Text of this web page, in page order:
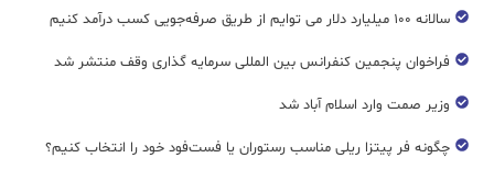
سالانه ۱۰۰ میلیارد دلار می توایم از طریق صرفه‌جویی کسب درآمد کنیم
فراخوان پنجمین کنفرانس بین المللی سرمایه گذاری وقف منتشر شد
وزیر صمت وارد اسلام آباد شد
چگونه فر پیتزا ریلی مناسب رستوران یا فست‌فود خود را انتخاب کنیم؟